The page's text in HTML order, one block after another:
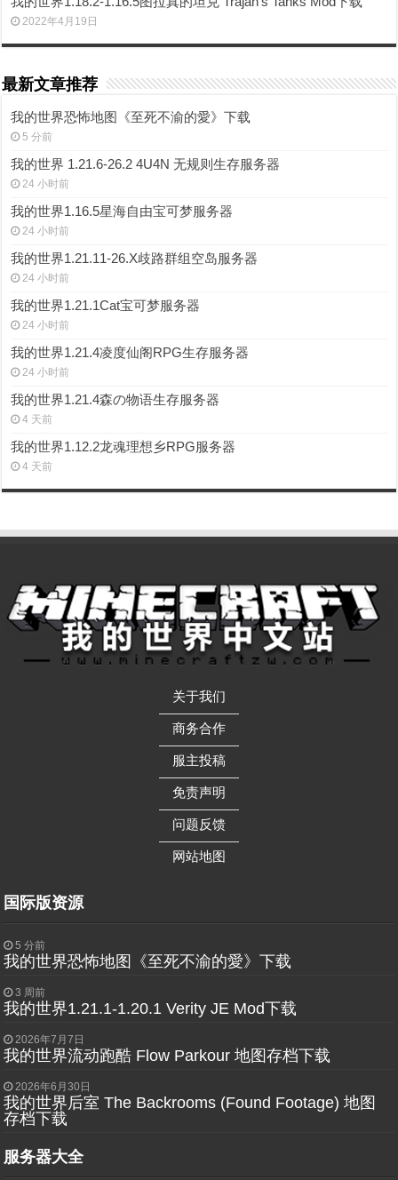
2022年4月19日
最新文章推荐
我的世界恐怖地图《至死不渝的愛》下载
5 分前
我的世界 1.21.6-26.2 4U4N 无规则生存服务器
24 小时前
我的世界1.16.5星海自由宝可梦服务器
24 小时前
我的世界1.21.11-26.X歧路群组空岛服务器
24 小时前
我的世界1.21.1Cat宝可梦服务器
24 小时前
我的世界1.21.4凌度仙阁RPG生存服务器
24 小时前
我的世界1.21.4森の物语生存服务器
4 天前
我的世界1.12.2龙魂理想乡RPG服务器
4 天前
关于我们
——————
商务合作
——————
服主投稿
——————
免责声明
——————
问题反馈
——————
网站地图
国际版资源
5 分前
我的世界恐怖地图《至死不渝的愛》下载
3 周前
我的世界1.21.1-1.20.1 Verity JE Mod下载
2026年7月7日
我的世界流动跑酷 Flow Parkour 地图存档下载
2026年6月30日
我的世界后室 The Backrooms (Found Footage) 地图
存档下载
服务器大全